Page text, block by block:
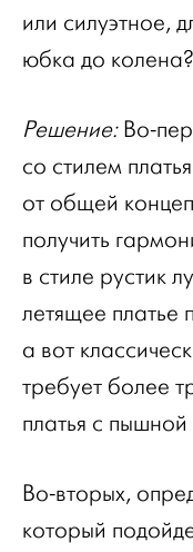
или силуэтное,
юбка до колена?
Решение:Во-
со стилем
от общей
получить
в стиле рустик
летящее платье
а вот
требует более
платья с
Во-вторых,
который